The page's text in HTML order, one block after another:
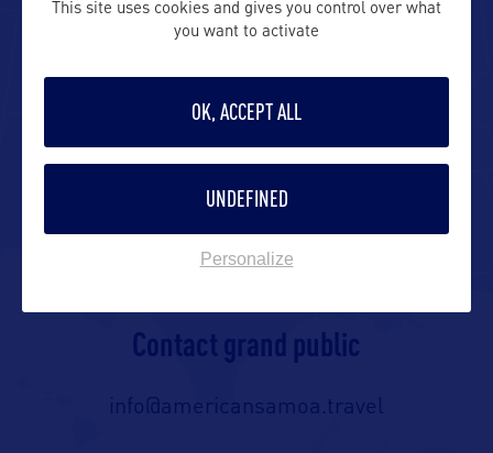
Visitor Information Fale
Matafele, Apia, Samoa
Main Beach Road
Contact grand public
info@americansamoa.travel
This site uses cookies and gives you control over what
you want to activate
OK, ACCEPT ALL
UNDEFINED
Personalize